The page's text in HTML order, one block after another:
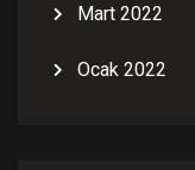
Mart 2022
Ocak 2022